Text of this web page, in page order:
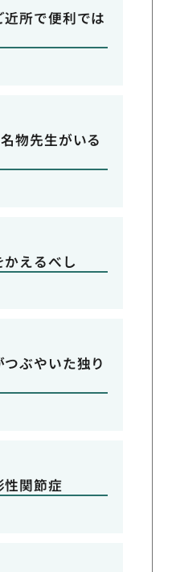
所で便利では
物先生がいる
えるべし
ぶやいた独り
性関節症